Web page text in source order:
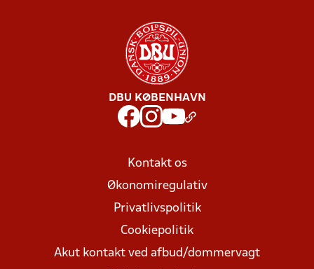
DBU KØBENHAVN
Kontakt os
Økonomiregulativ
Privatlivspolitik
Cookiepolitik
Akut kontakt ved afbud/dommervagt